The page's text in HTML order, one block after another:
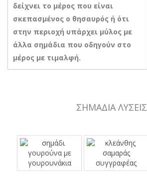
δείχνει το μέρος που είναι
σκεπασμένος ο θησαυρός ή ότι
στην περιοχή υπάρχει μύλος με
άλλα σημάδια που οδηγούν στο
μέρος με τιμαλφή.
ΣΗΜΑΔΙΑ ΛΥΣΕΙΣ